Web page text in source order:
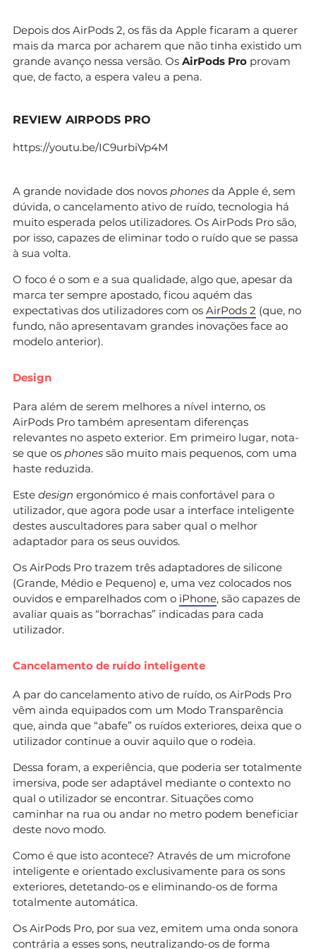
Depois dos AirPods 2, os fãs da Apple ficaram a querer
mais da marca por acharem que não tinha existido um
grande avanço nessa versão. Os AirPods Pro provam
que, de facto, a espera valeu a pena.
REVIEW AIRPODS PRO
https://youtu.be/IC9urbiVp4M
A grande novidade dos novos phones da Apple é, sem
dúvida, o cancelamento ativo de ruído, tecnologia há
muito esperada pelos utilizadores. Os AirPods Pro são,
por isso, capazes de eliminar todo o ruído que se passa
à sua volta.
O foco é o som e a sua qualidade, algo que, apesar da
marca ter sempre apostado, ficou aquém das
expectativas dos utilizadores com os AirPods 2 (que, no
fundo, não apresentavam grandes inovações face ao
modelo anterior).
Design
Para além de serem melhores a nível interno, os
AirPods Pro também apresentam diferenças
relevantes no aspeto exterior. Em primeiro lugar, nota-
se que os phones são muito mais pequenos, com uma
haste reduzida.
Este design ergonómico é mais confortável para o
utilizador, que agora pode usar a interface inteligente
destes auscultadores para saber qual o melhor
adaptador para os seus ouvidos.
Os AirPods Pro trazem três adaptadores de silicone
(Grande, Médio e Pequeno) e, uma vez colocados nos
ouvidos e emparelhados com o iPhone, são capazes de
avaliar quais as “borrachas” indicadas para cada
utilizador.
Cancelamento de ruído inteligente
A par do cancelamento ativo de ruído, os AirPods Pro
vêm ainda equipados com um Modo Transparência
que, ainda que “abafe” os ruídos exteriores, deixa que o
utilizador continue a ouvir aquilo que o rodeia.
Dessa foram, a experiência, que poderia ser totalmente
imersiva, pode ser adaptável mediante o contexto no
qual o utilizador se encontrar. Situações como
caminhar na rua ou andar no metro podem beneficiar
deste novo modo.
Como é que isto acontece? Através de um microfone
inteligente e orientado exclusivamente para os sons
exteriores, detetando-os e eliminando-os de forma
totalmente automática.
Os AirPods Pro, por sua vez, emitem uma onda sonora
contrária a esses sons, neutralizando-os de forma